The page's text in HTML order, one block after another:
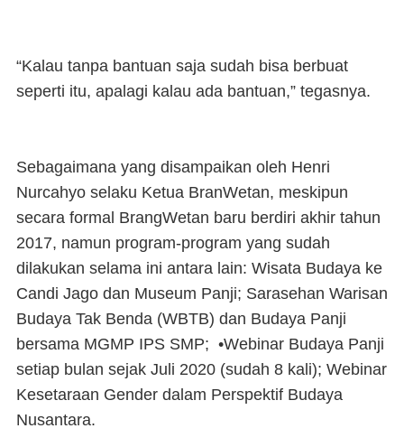
“Kalau tanpa bantuan saja sudah bisa berbuat
seperti itu, apalagi kalau ada bantuan,” tegasnya.
Sebagaimana yang disampaikan oleh Henri
Nurcahyo selaku Ketua BranWetan, meskipun
secara formal BrangWetan baru berdiri akhir tahun
2017, namun program-program yang sudah
dilakukan selama ini antara lain: Wisata Budaya ke
Candi Jago dan Museum Panji; Sarasehan Warisan
Budaya Tak Benda (WBTB) dan Budaya Panji
bersama MGMP IPS SMP; •Webinar Budaya Panji
setiap bulan sejak Juli 2020 (sudah 8 kali); Webinar
Kesetaraan Gender dalam Perspektif Budaya
Nusantara.